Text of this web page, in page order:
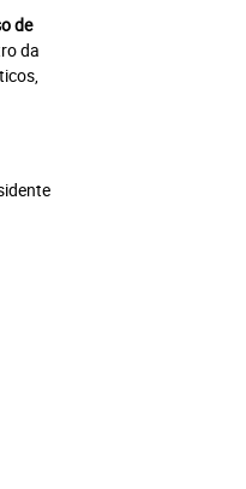
de
da